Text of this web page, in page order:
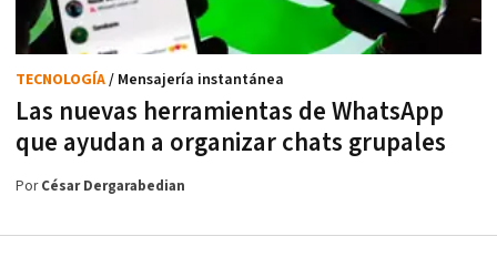
Las nuevas herramientas de WhatsApp
que ayudan a organizar chats grupales
TECNOLOGÍA/ Mensajería instantánea
PorCésar Dergarabedian